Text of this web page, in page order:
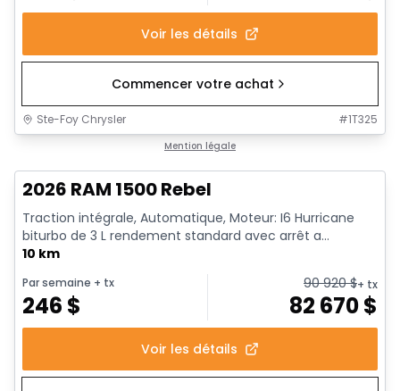
Voir les détails
Commencer votre achat
Ste-Foy Chrysler #1T325
Mention légale
2026 RAM 1500 Rebel
Traction intégrale, Automatique, Moteur: I6 Hurricane
biturbo de 3 L rendement standard avec arrêt a...
10 km
Par semaine + tx
246 $
90 920$+ tx
82 670$
Voir les détails